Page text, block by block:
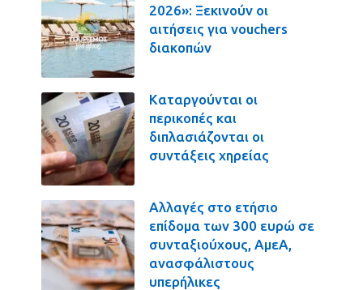
2026»: Ξεκινούν οι
αιτήσεις για vouchers
διακοπών
Καταργούνται οι
περικοπές και
διπλασιάζονται οι
συντάξεις χηρείας
Αλλαγές στο ετήσιο
επίδομα των 300 ευρώ σε
συνταξιούχους, ΑμεΑ,
ανασφάλιστους
υπερήλικες